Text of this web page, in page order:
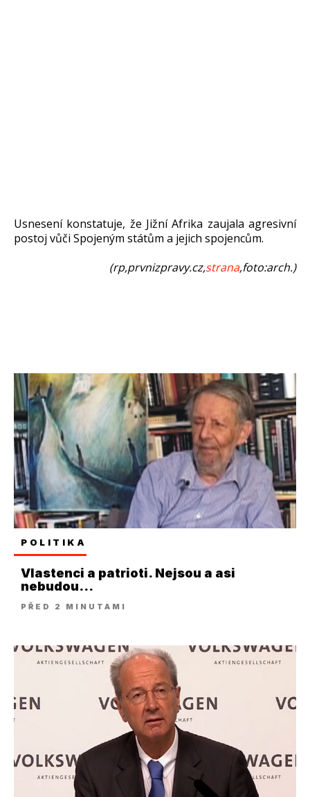
Usnesení konstatuje, že Jižní Afrika zaujala agresivní
postoj vůči Spojeným státům a jejich spojencům.
(rp,prvnizpravy.cz,strana,foto:arch.)
POLITIKA
Vlastenci a patrioti. Nejsou a asi
nebudou...
PŘED 2 MINUTAMI